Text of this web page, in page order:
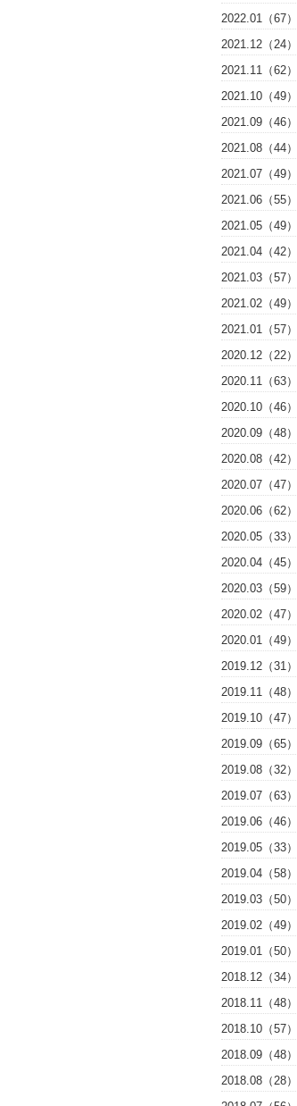
2022.01（67）
2021.12（24）
2021.11（62）
2021.10（49）
2021.09（46）
2021.08（44）
2021.07（49）
2021.06（55）
2021.05（49）
2021.04（42）
2021.03（57）
2021.02（49）
2021.01（57）
2020.12（22）
2020.11（63）
2020.10（46）
2020.09（48）
2020.08（42）
2020.07（47）
2020.06（62）
2020.05（33）
2020.04（45）
2020.03（59）
2020.02（47）
2020.01（49）
2019.12（31）
2019.11（48）
2019.10（47）
2019.09（65）
2019.08（32）
2019.07（63）
2019.06（46）
2019.05（33）
2019.04（58）
2019.03（50）
2019.02（49）
2019.01（50）
2018.12（34）
2018.11（48）
2018.10（57）
2018.09（48）
2018.08（28）